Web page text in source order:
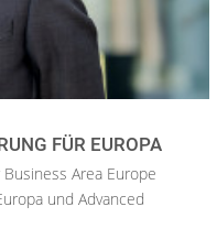
FÜR EUROPA
Area Europe
und Advanced